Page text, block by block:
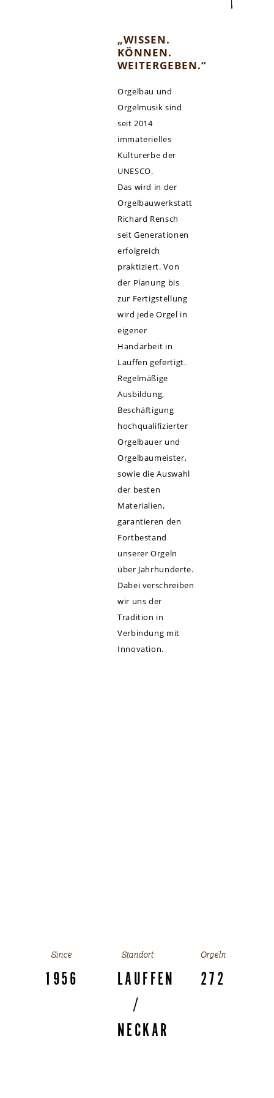
„WISSEN.
KÖNNEN.
WEITERGEBEN.“
Orgelbau und
Orgelmusik sind
seit 2014
immaterielles
Kulturerbe der
UNESCO.
Das wird in der
Orgelbauwerkstatt
Richard Rensch
seit Generationen
erfolgreich
praktiziert. Von
der Planung bis
zur Fertigstellung
wird jede Orgel in
eigener
Handarbeit in
Lauffen gefertigt.
Regelmäßige
Ausbildung,
Beschäftigung
hochqualifizierter
Orgelbauer und
Orgelbaumeister,
sowie die Auswahl
der besten
Materialien,
garantieren den
Fortbestand
unserer Orgeln
über Jahrhunderte.
Dabei verschreiben
wir uns der
Tradition in
Verbindung mit
Innovation.
Since
1956
Standort
LAUFFEN
/
NECKAR
Orgeln
272